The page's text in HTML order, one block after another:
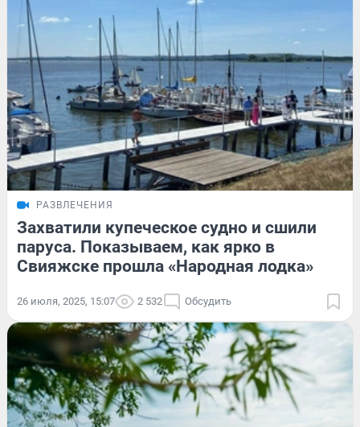
РАЗВЛЕЧЕНИЯ
Захватили купеческое судно и сшили
паруса. Показываем, как ярко в
Свияжске прошла «Народная лодка»
26 июля, 2025, 15:07 2 532 Обсудить